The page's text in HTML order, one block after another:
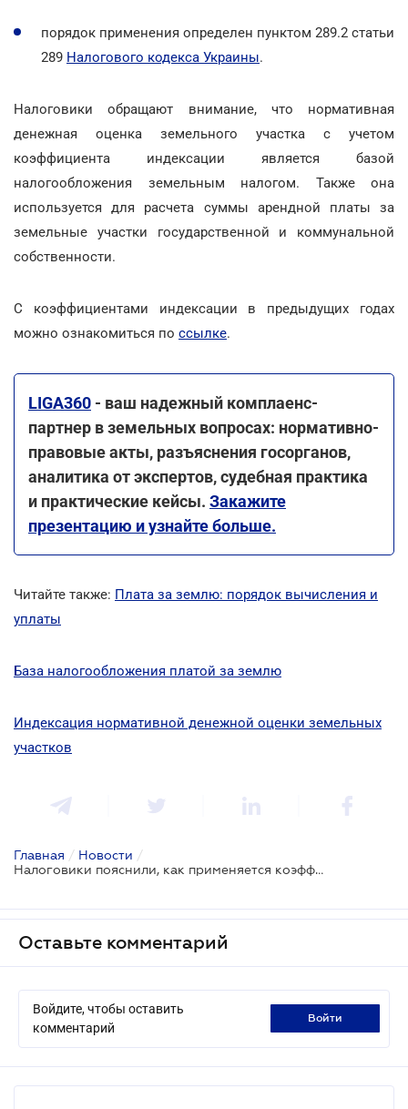
порядок применения определен пунктом 289.2 статьи
289 Налогового кодекса Украины.
Налоговики обращают внимание, что нормативная
денежная оценка земельного участка с учетом
коэффициента индексации является базой
налогообложения земельным налогом. Также она
используется для расчета суммы арендной платы за
земельные участки государственной и коммунальной
собственности.
С коэффициентами индексации в предыдущих годах
можно ознакомиться по ссылке.
LIGA360 - ваш надежный комплаенс-
партнер в земельных вопросах: нормативно-
правовые акты, разъяснения госорганов,
аналитика от экспертов, судебная практика
и практические кейсы. Закажите
презентацию и узнайте больше.
Читайте также: Плата за землю: порядок вычисления и
уплаты
База налогообложения платой за землю
Индексация нормативной денежной оценки земельных
участков
Главная / Новости /
Налоговики пояснили, как применяется коэффициент индексации нормативной денежной оценки земель за 2025 год
Оставьте комментарий
Войдите, чтобы оставить
комментарий
войти